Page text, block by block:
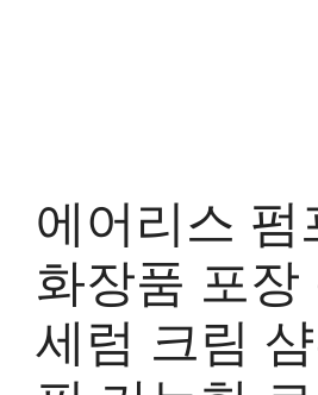
에어리스 펌
화장품 포장
세럼 크림